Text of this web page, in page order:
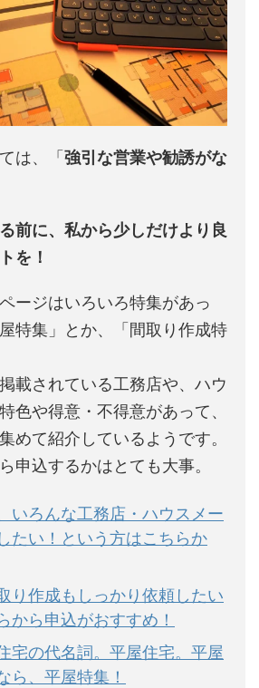
は、「強引な営業や勧誘がな
前に、私から少しだけより良
を！
ージはいろいろ特集があっ
特集」とか、「間取り作成特
載されている工務店や、ハウ
色や得意・不得意があって、
めて紹介しているようです。
申込するかはとても大事。
いろんな工務店・ハウスメー
たい！という方はこちらか
り作成もしっかり依頼したい
から申込がおすすめ！
宅の代名詞。平屋住宅。平屋
ら、平屋特集！